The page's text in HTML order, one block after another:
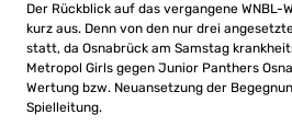
Der Rückblick auf das vergangene
kurz aus. Denn von den nur drei
statt, da Osnabrück am Samstag
Metropol Girls gegen Junior Panthers
Wertung bzw. Neuansetzung der
Spielleitung.